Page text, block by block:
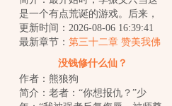
是一个有点荒诞的游戏。后来，
是一个真实的大唐，一群热闹的
修士，是无尽的...
更新时间：2026-08-06 16:39:41
最新章节： 第三十二章 赞美我佛
没钱修什么仙？
作者：熊狼狗
简介：老者：“你想报仇？”少